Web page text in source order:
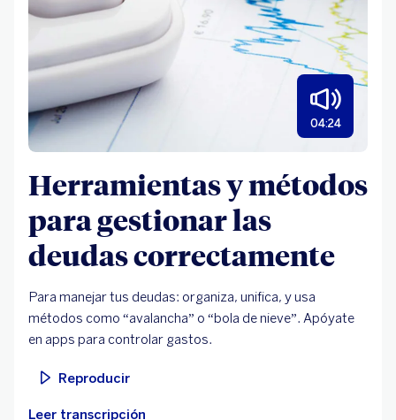
04:24
Herramientas y métodos
para gestionar las
deudas correctamente
Para manejar tus deudas: organiza, unifica, y usa
métodos como “avalancha” o “bola de nieve”. Apóyate
en apps para controlar gastos.
Reproducir
Leer transcripción